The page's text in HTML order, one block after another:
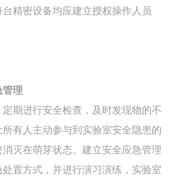
精密设备均应建立授权操作人员
管理
期进行安全检查，及时发现物的不
有人主动参与到实验室安全隐患的
灭在萌芽状态。建立安全应急管理
置方式，并进行演习演练，实验室